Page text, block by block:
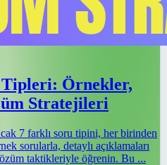
Tipleri: Örnekler,
Stratejileri
7 farklı soru tipini, her birinden
sorularla, detaylı açıklamaları
taktikleriyle öğrenin. Bu ...